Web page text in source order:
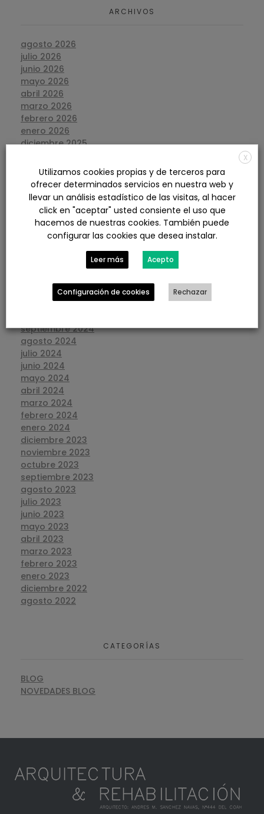
ARCHIVOS
agosto 2026
julio 2026
junio 2026
mayo 2026
abril 2026
marzo 2026
febrero 2026
enero 2026
diciembre 2025
octubre 2025
septiembre 2025
agosto 2025
julio 2025
junio 2025
mayo 2025
abril 2025
diciembre 2024
noviembre 2024
septiembre 2024
agosto 2024
julio 2024
junio 2024
mayo 2024
abril 2024
marzo 2024
febrero 2024
enero 2024
diciembre 2023
noviembre 2023
octubre 2023
septiembre 2023
agosto 2023
julio 2023
junio 2023
mayo 2023
abril 2023
marzo 2023
febrero 2023
enero 2023
diciembre 2022
agosto 2022
CATEGORÍAS
BLOG
NOVEDADES BLOG
X
Utilizamos cookies propias y de terceros para
ofrecer determinados servicios en nuestra web y
llevar un análisis estadístico de las visitas, al hacer
click en "aceptar" usted consiente el uso que
hacemos de nuestras cookies. También puede
configurar las cookies que desea instalar.
Leer más Acepto
Configuración de cookies Rechazar